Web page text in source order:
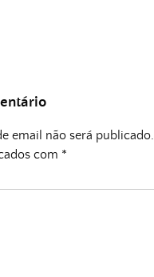
email não será publicado.
com *